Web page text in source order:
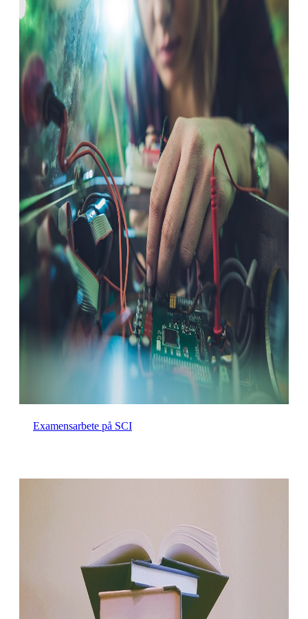
Examensarbete på SCI